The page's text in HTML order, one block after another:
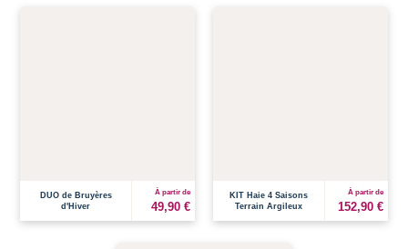
DUO de Bruyères
d'Hiver
À partir de
49,90 €
KIT Haie 4 Saisons
Terrain Argileux
À partir de
152,90 €